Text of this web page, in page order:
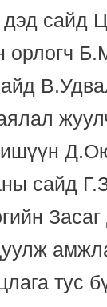
сайд
орлогч
сайд
тус